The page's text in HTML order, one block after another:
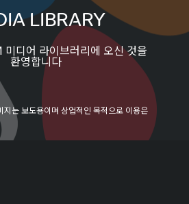
LIBRARY
미디어 라이브러리에 오신 것을
환영합니다
는 보도용이며 상업적인 목적으로 이용은